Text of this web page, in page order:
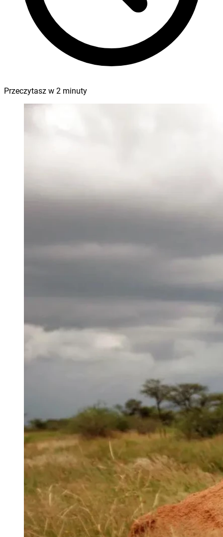
Przeczytasz w 2 minuty